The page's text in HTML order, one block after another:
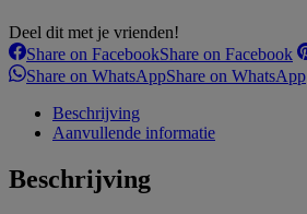
Deel dit met je vrienden!
Share on FacebookShare on Facebook
Share on WhatsAppShare on WhatsApp
Beschrijving
Aanvullende informatie
Beschrijving